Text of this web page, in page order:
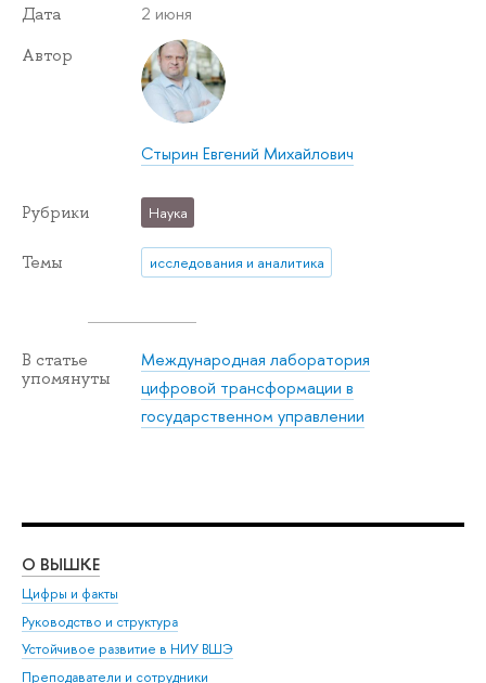
Дата 2 июня
Автор
Стырин Евгений Михайлович
Рубрики Наука
Темы исследования и аналитика
В статье
упомянуты
Международная лаборатория
цифровой трансформации в
государственном управлении
О ВЫШКЕ
Цифры и факты
Руководство и структура
Устойчивое развитие в НИУ ВШЭ
Преподаватели и сотрудники